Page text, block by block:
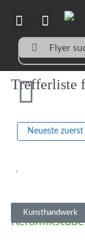
Flyer
Trefferliste
Neueste zuerst
Kunsthandwerk